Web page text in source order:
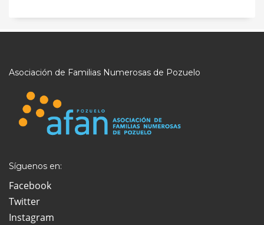
Asociación de Familias Numerosas de Pozuelo
Síguenos en:
Facebook
Twitter
Instagram